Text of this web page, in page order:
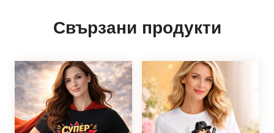
Свързани продукти